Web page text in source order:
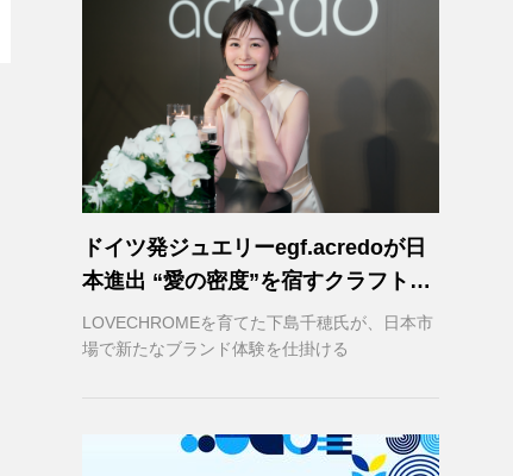
ドイツ発ジュエリーegf.acredoが日
本進出 “愛の密度”を宿すクラフトマ
ンシップ
LOVECHROMEを育てた下島千穂氏が、日本市
場で新たなブランド体験を仕掛ける